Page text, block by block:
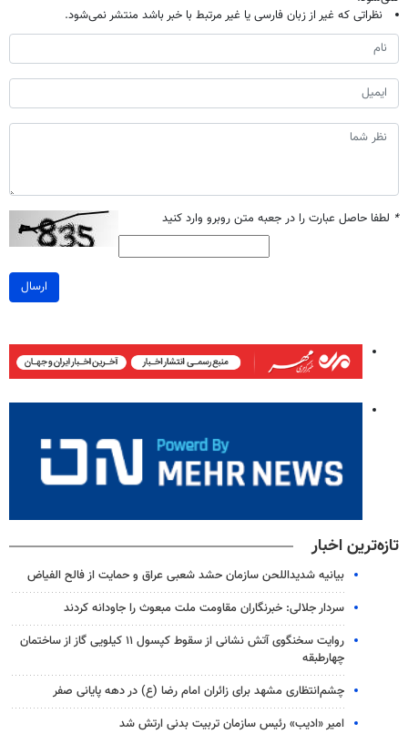
نظراتی که غیر از زبان فارسی یا غیر مرتبط با خبر باشد منتشر نمی‌شود.
* لطفا حاصل عبارت را در جعبه متن روبرو وارد کنید
ارسال
تازه‌ترین اخبار
بیانیه شدیداللحن سازمان حشد شعبی عراق و حمایت از فالح الفیاض
سردار جلالی: خبرنگاران مقاومت ملت مبعوث را جاودانه کردند
روایت سخنگوی آتش نشانی از سقوط کپسول ۱۱ کیلویی گاز از ساختمان
چهارطبقه
چشم‌انتظاری مشهد برای زائران امام رضا (ع) در دهه پایانی صفر
امیر «ادیب» رئیس سازمان تربیت بدنی ارتش شد